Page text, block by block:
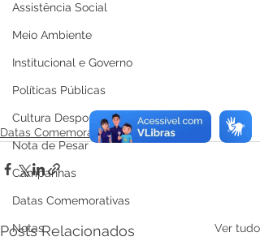
Assistência Social
Meio Ambiente
Institucional e Governo
Políticas Públicas
Cultura Desporto e Lazer
Nota de Pesar
Campanhas
Datas Comemorativas
Notas
Datas Comemorativas
Posts Relacionados Ver tudo